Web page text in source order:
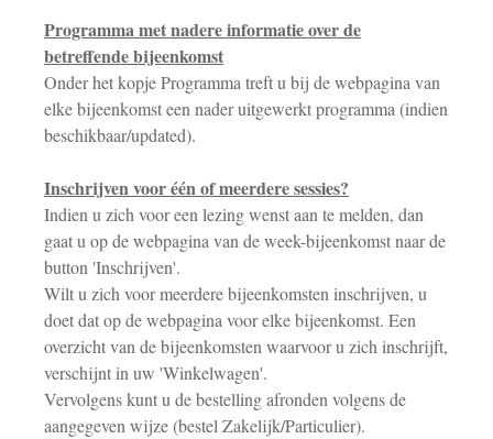
Programma met nadere informatie over de
betreffende bijeenkomst
Onder het kopje Programma treft u bij de webpagina van
elke bijeenkomst een nader uitgewerkt programma (indien
beschikbaar/updated).
Inschrijven voor één of meerdere sessies?
Indien u zich voor een lezing wenst aan te melden, dan
gaat u op de webpagina van de week-bijeenkomst naar de
button 'Inschrijven'.
Wilt u zich voor meerdere bijeenkomsten inschrijven, u
doet dat op de webpagina voor elke bijeenkomst. Een
overzicht van de bijeenkomsten waarvoor u zich inschrijft,
verschijnt in uw 'Winkelwagen'.
Vervolgens kunt u de bestelling afronden volgens de
aangegeven wijze (bestel Zakelijk/Particulier).